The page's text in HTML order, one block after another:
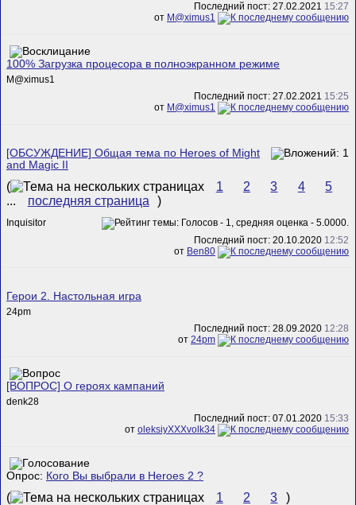
Последний пост: 27.02.2021 15:27
от M@ximus1
100% Загрузка процесора в полноэкранном режиме
M@ximus1
Последний пост: 27.02.2021 15:25
от M@ximus1
[ОБСУЖДЕНИЕ] Общая тема по Heroes of Might
and Magic II
( 1 2 3 4
5
...
последняя страница )
Inquisitor
Последний пост: 20.10.2020 12:52
от Ben80
Герои 2. Настольная игра
24pm
Последний пост: 28.09.2020 12:28
от 24pm
[ВОПРОС] О героях кампаний
denk28
Последний пост: 07.01.2020 15:33
от oleksiyXXXvolk34
Опрос: Кого Вы выбрали в Heroes 2 ?
( 1 2 3 )